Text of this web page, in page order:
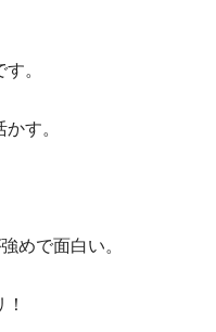
。
す。
めで面白い。